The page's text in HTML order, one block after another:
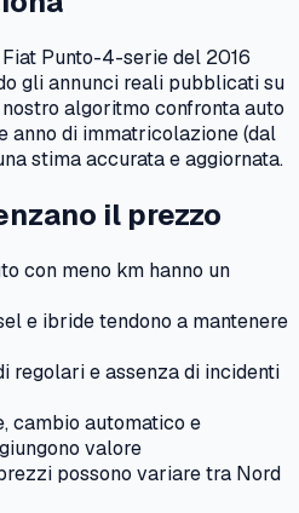
Fiat Punto-4-seriedel 2016
gli annunci reali pubblicati su
algoritmo confronta auto
anno di immatricolazione (dal
stima accurata e aggiornata.
il prezzo
con meno km hanno un
e ibride tendono a mantenere
regolari e assenza di incidenti
cambio automatico e
valore
possono variare tra Nord